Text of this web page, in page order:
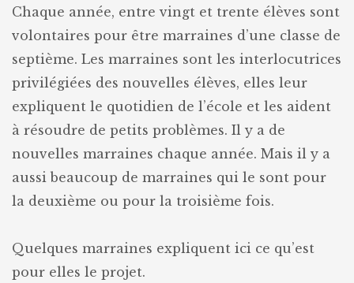
Chaque année, entre vingt et trente élèves sont
volontaires pour être marraines d’une classe de
septième. Les marraines sont les interlocutrices
privilégiées des nouvelles élèves, elles leur
expliquent le quotidien de l’école et les aident
à résoudre de petits problèmes. Il y a de
nouvelles marraines chaque année. Mais il y a
aussi beaucoup de marraines qui le sont pour
la deuxième ou pour la troisième fois.
Quelques marraines expliquent ici ce qu’est
pour elles le projet.